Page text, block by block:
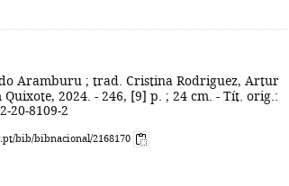
Aramburu ; trad. Cristina Rodriguez, Artur
2024. - 246, [9] p. ; 24 cm. - Tít. orig.:
20-8109-2
bib/bibnacional/2168170